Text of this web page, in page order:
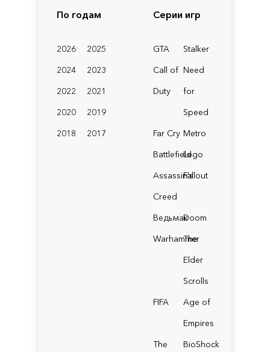
По годам
2026
2025
2024
2023
2022
2021
2020
2019
2018
2017
Серии игр
GTA
Stalker
Call of
Duty
Need
for
Speed
Far Cry Metro
BattlefieldLego
Assassin's
Creed
Fallout
ВедьмакDoom
Warhammer
The
Elder
Scrolls
FIFA
Age of
Empires
The
BioShock